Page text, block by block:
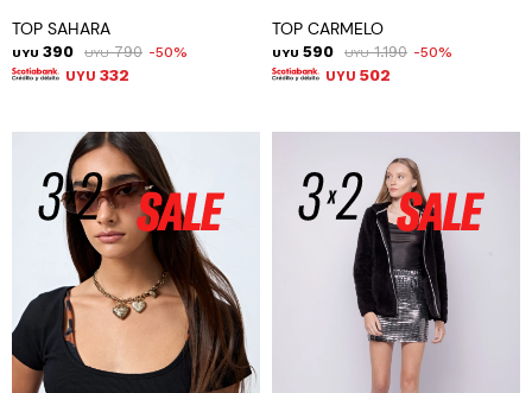
TOP SAHARA
UYU 390 UYU 790 50
UYU 332
TOP CARMELO
UYU 590 UYU 1.190 50
UYU 502